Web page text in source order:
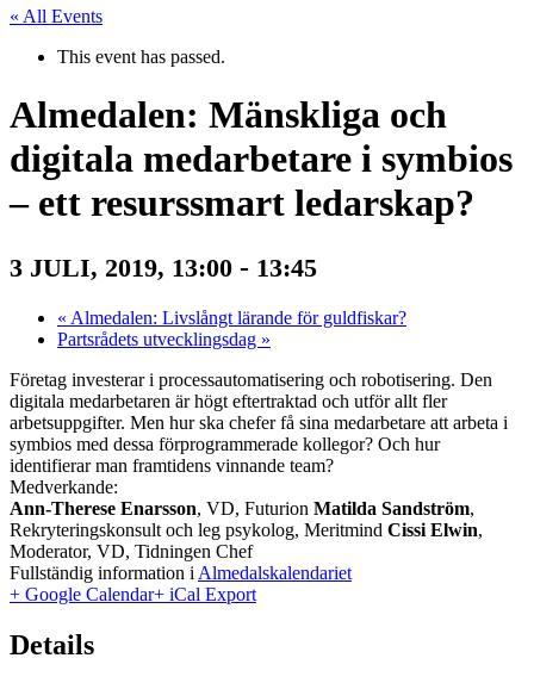
« All Events
This event has passed.
Almedalen: Mänskliga och
digitala medarbetare i symbios
– ett resurssmart ledarskap?
3 JULI, 2019, 13:00 - 13:45
« Almedalen: Livslångt lärande för guldfiskar?
Partsrådets utvecklingsdag »
Företag investerar i processautomatisering och robotisering. Den
digitala medarbetaren är högt eftertraktad och utför allt fler
arbetsuppgifter. Men hur ska chefer få sina medarbetare att arbeta i
symbios med dessa förprogrammerade kollegor? Och hur
identifierar man framtidens vinnande team?
Medverkande:
Ann-Therese Enarsson, VD, Futurion Matilda Sandström,
Rekryteringskonsult och leg psykolog, Meritmind Cissi Elwin,
Moderator, VD, Tidningen Chef
Fullständig information i Almedalskalendariet
+ Google Calendar+ iCal Export
Details